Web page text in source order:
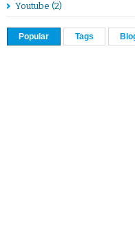
Youtube (2)
Popular Tags